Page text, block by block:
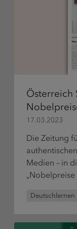
Österreich
17.03.2023
Die Zeitung
Medien – in
Deutschlernen